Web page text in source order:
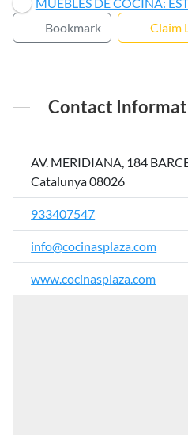
MUEBLES DE COCINA:
Bookmark
Claim
Contact
AV. MERIDIANA, 184
Catalunya 08026
933407547
info@cocinasplaza.com
www.cocinasplaza.com